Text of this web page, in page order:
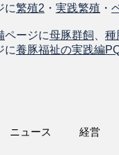
に繁殖2 ・ 実践繁殖 ・
ページに母豚群飼 種
に養豚福祉の実践編
ニュース 経営